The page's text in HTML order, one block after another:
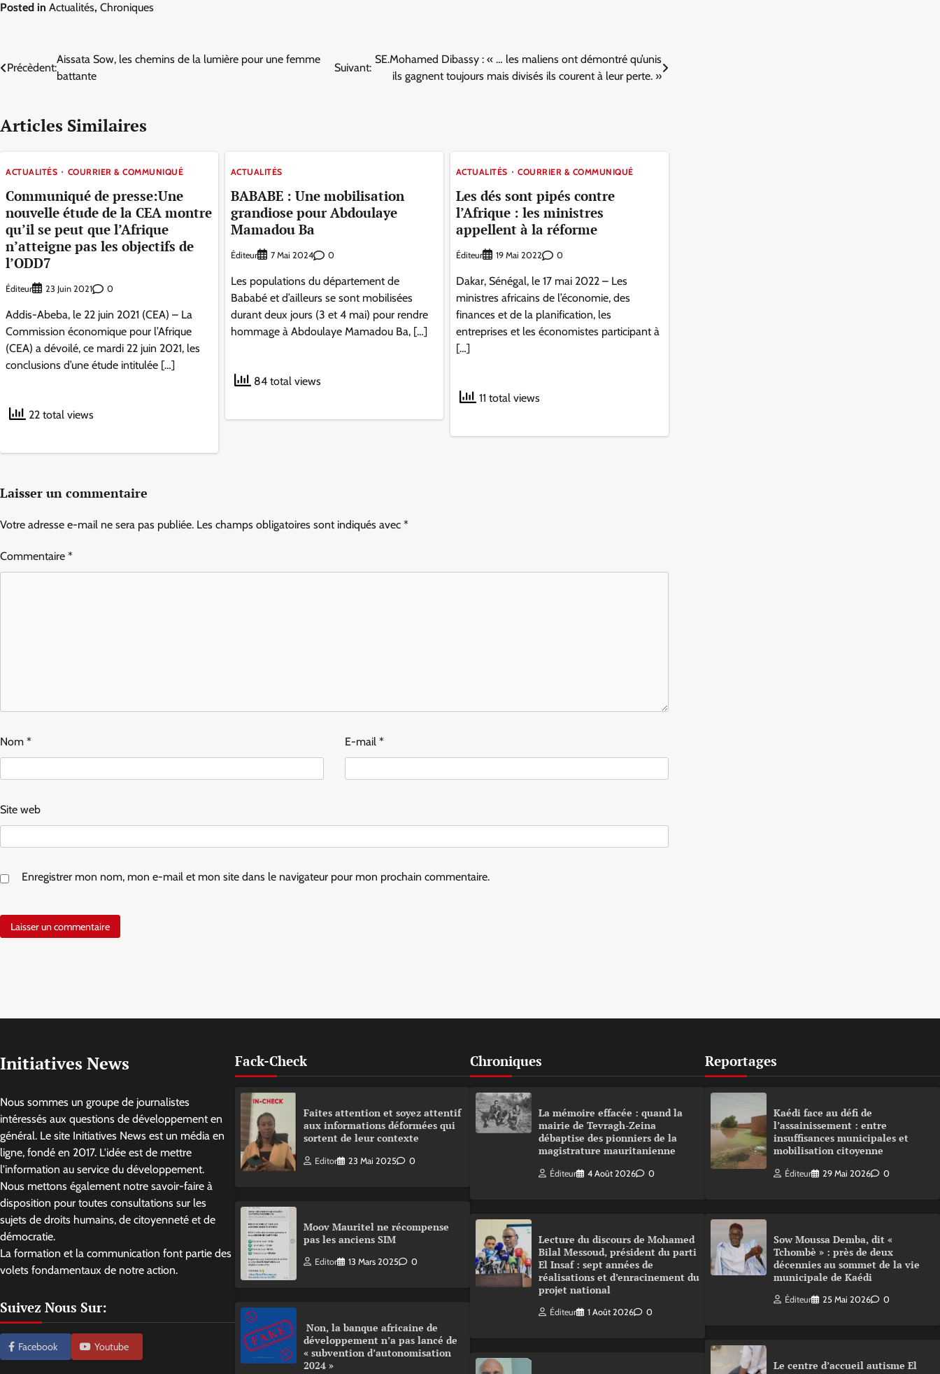
Posted in Actualités, Chroniques
Navigation
l’article
Précèdent:
Aissata Sow, les chemins de la lumière pour une femme
battante
Suivant:
SE.Mohamed Dibassy : « … les maliens ont démontré qu’unis
ils gagnent toujours mais divisés ils courent à leur perte. »
Articles Similaires
ACTUALITÉS COURRIER & COMMUNIQUÉ
Communiqué de presse:Une
nouvelle étude de la CEA montre
qu’il se peut que l’Afrique
n’atteigne pas les objectifs de
l’ODD7
Éditeur 23 Juin 2021 0
Addis-Abeba, le 22 juin 2021 (CEA) – La
Commission économique pour l’Afrique
(CEA) a dévoilé, ce mardi 22 juin 2021, les
conclusions d’une étude intitulée […]
22 total views
ACTUALITÉS
BABABE : Une mobilisation
grandiose pour Abdoulaye
Mamadou Ba
Éditeur 7 Mai 2024 0
Les populations du département de
Bababé et d’ailleurs se sont mobilisées
durant deux jours (3 et 4 mai) pour rendre
hommage à Abdoulaye Mamadou Ba, […]
84 total views
ACTUALITÉS COURRIER & COMMUNIQUÉ
Les dés sont pipés contre
l’Afrique : les ministres
appellent à la réforme
Éditeur 19 Mai 2022 0
Dakar, Sénégal, le 17 mai 2022 – Les
ministres africains de l’économie, des
finances et de la planification, les
entreprises et les économistes participant à
[…]
11 total views
Laisser un commentaire
Votre adresse e-mail ne sera pas publiée. Les champs obligatoires sont indiqués avec *
Commentaire *
Nom * E-mail *
Site web
Enregistrer mon nom, mon e-mail et mon site dans le navigateur pour mon prochain commentaire.
Initiatives News
Nous sommes un groupe de journalistes
intéressés aux questions de développement en
général. Le site Initiatives News est un média en
ligne, fondé en 2017. L'idée est de mettre
l'information au service du développement.
Nous mettons également notre savoir-faire à
disposition pour toutes consultations sur les
sujets de droits humains, de citoyenneté et de
démocratie.
La formation et la communication font partie des
volets fondamentaux de notre action.
Suivez Nous Sur:
Facebook Youtube
Fack-Check
Faites attention et soyez attentif
aux informations déformées qui
sortent de leur contexte
Editor 23 Mai 2025 0
Moov Mauritel ne récompense
pas les anciens SIM
Editor 13 Mars 2025 0
Non, la banque africaine de
développement n’a pas lancé de
« subvention d’autonomisation
2024 »
Chroniques
La mémoire effacée : quand la
mairie de Tevragh-Zeina
débaptise des pionniers de la
magistrature mauritanienne
Éditeur 4 Août 2026 0
Lecture du discours de Mohamed
Bilal Messoud, président du parti
El Insaf : sept années de
réalisations et d’enracinement du
projet national
Éditeur 1 Août 2026 0
Reportages
Kaédi face au défi de
l’assainissement : entre
insuffisances municipales et
mobilisation citoyenne
Éditeur 29 Mai 2026 0
Sow Moussa Demba, dit «
Tchombè » : près de deux
décennies au sommet de la vie
municipale de Kaédi
Éditeur 25 Mai 2026 0
Le centre d’accueil autisme El